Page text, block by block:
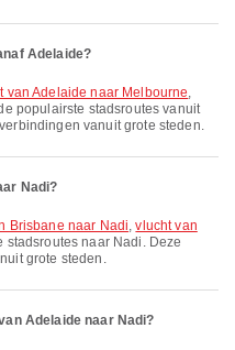
Adelaide?
van Adelaide naar Melbourne,
populairste stadsroutes vanuit
vanuit grote steden.
Nadi?
Brisbane naar Nadi,vlucht van
stadsroutes naar Nadi. Deze
grote steden.
Adelaide naar Nadi?